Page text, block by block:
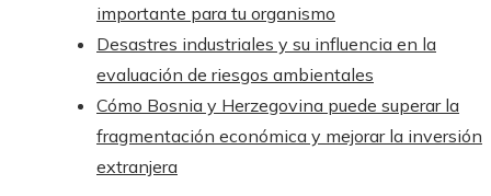
importante para tu organismo
Desastres industriales y su influencia en la
evaluación de riesgos ambientales
Cómo Bosnia y Herzegovina puede superar la
fragmentación económica y mejorar la inversión
extranjera